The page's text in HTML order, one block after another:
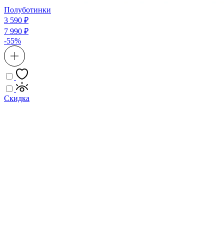
Полуботинки
3 590 ₽
7 990 ₽
-55%
Скидка